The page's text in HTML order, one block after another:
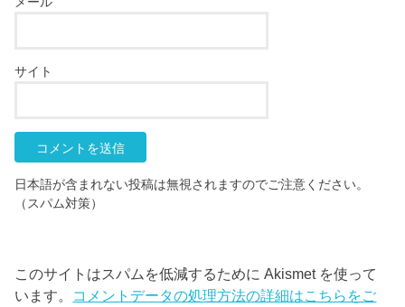
サイト
日本語が含まれない投稿は無視されますのでご注意ください。
（スパム対策）
このサイトはスパムを低減するために Akismet を使って
います。 コメントデータの処理方法の詳細はこちらをご